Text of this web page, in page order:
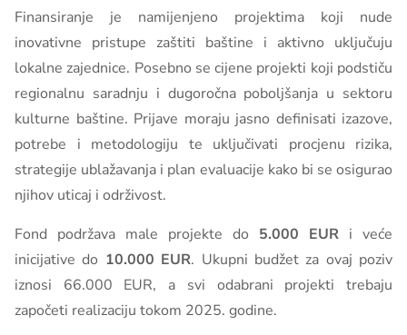
Finansiranje je namijenjeno projektima koji nude
inovativne pristupe zaštiti baštine i aktivno uključuju
lokalne zajednice. Posebno se cijene projekti koji podstiču
regionalnu saradnju i dugoročna poboljšanja u sektoru
kulturne baštine. Prijave moraju jasno definisati izazove,
potrebe i metodologiju te uključivati procjenu rizika,
strategije ublažavanja i plan evaluacije kako bi se osigurao
njihov uticaj i održivost.
Fond podržava male projekte do 5.000 EUR i veće
inicijative do 10.000 EUR. Ukupni budžet za ovaj poziv
iznosi 66.000 EUR, a svi odabrani projekti trebaju
započeti realizaciju tokom 2025. godine.